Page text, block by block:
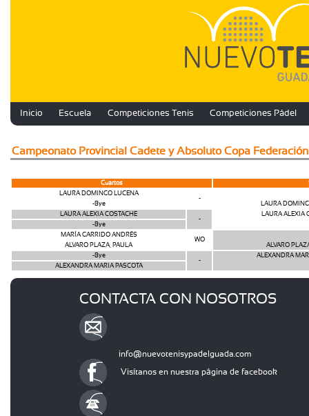
Inicio Escuela Competiciones Tenis Competiciones Pádel
Campeonato Provincial Cadete y Absoluto Copa
Cuartos
LAURA DOMINGO LUCENA
-
LAURA
-Bye
LAURA ALEXIA COSTACHE
-
LAURA ALEXIA
-Bye
MARÍA GARRIDO ANDRÉS
WO
ALVARO
ALVARO PLAZA, PAULA
-Bye
-
ALEXANDRA
ALEXANDRA MARIA PASCOTA
CONTACTA CON NOSOTROS
info@nuevotenisypadelguada.com
Visítanos en nuestra página de facebook